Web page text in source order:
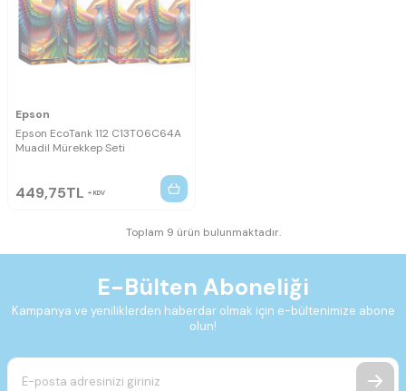
Epson
Epson EcoTank 112 C13T06C64A
Muadil Mürekkep Seti
449,75TL KDV
Toplam 9 ürün bulunmaktadır.
E-Bülten Aboneliği
Kampanya ve yeniliklerden haberdar olmak için e-bültenimize abone
olun!